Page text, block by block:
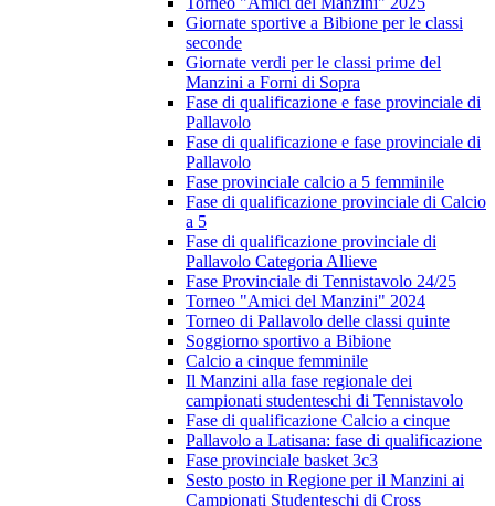
Giornate sportive a Bibione per le classi
seconde
Giornate verdi per le classi prime del
Manzini a Forni di Sopra
Fase di qualificazione e fase provinciale di
Pallavolo
Fase di qualificazione e fase provinciale di
Pallavolo
Fase provinciale calcio a 5 femminile
Fase di qualificazione provinciale di Calcio
a 5
Fase di qualificazione provinciale di
Pallavolo Categoria Allieve
Fase Provinciale di Tennistavolo 24/25
Torneo "Amici del Manzini" 2024
Torneo di Pallavolo delle classi quinte
Soggiorno sportivo a Bibione
Calcio a cinque femminile
Il Manzini alla fase regionale dei
campionati studenteschi di Tennistavolo
Fase di qualificazione Calcio a cinque
Pallavolo a Latisana: fase di qualificazione
Fase provinciale basket 3c3
Sesto posto in Regione per il Manzini ai
Campionati Studenteschi di Cross